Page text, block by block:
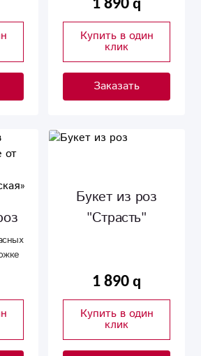
1 890
Купить в один
клик
Заказать
Букет из роз
"Страсть"
1 890
Купить в один
клик